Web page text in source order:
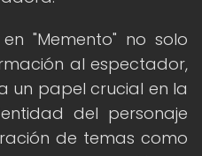
"Memento" no solo
al espectador,
un papel crucial en la
del personaje
de temas como